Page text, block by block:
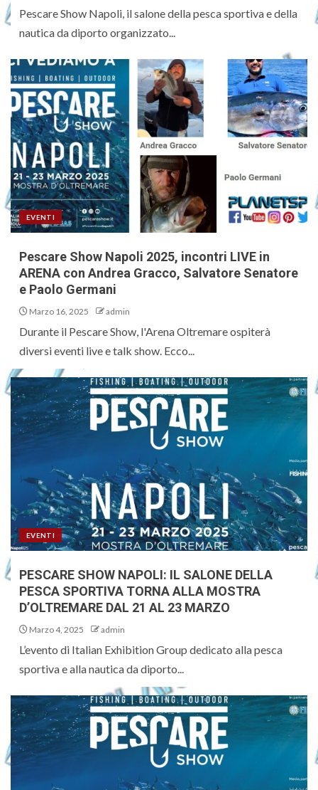
Pescare Show Napoli, il salone della pesca sportiva e della
nautica da diporto organizzato...
EVENTI
Pescare Show Napoli 2025, incontri LIVE in
ARENA con Andrea Gracco, Salvatore Senatore
e Paolo Germani
Marzo 16, 2025 admin
Durante il Pescare Show, l'Arena Oltremare ospiterà
diversi eventi live e talk show. Ecco...
EVENTI
PESCARE SHOW NAPOLI: IL SALONE DELLA
PESCA SPORTIVA TORNA ALLA MOSTRA
D’OLTREMARE DAL 21 AL 23 MARZO
Marzo 4, 2025 admin
L’evento di Italian Exhibition Group dedicato alla pesca
sportiva e alla nautica da diporto...